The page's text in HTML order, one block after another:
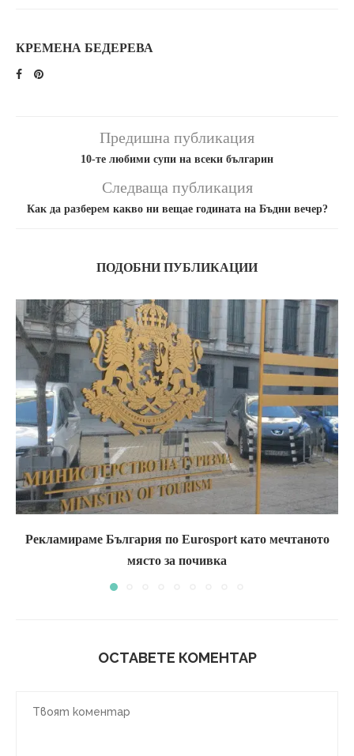
КРЕМЕНА БЕДЕРЕВА
Предишна публикация
10-те любими супи на всеки българин
Следваща публикация
Как да разберем какво ни вещае годината на Бъдни вечер?
ПОДОБНИ ПУБЛИКАЦИИ
Рекламираме България по Eurosport като мечтаното
място за почивка
ОСТАВЕТЕ КОМЕНТАР